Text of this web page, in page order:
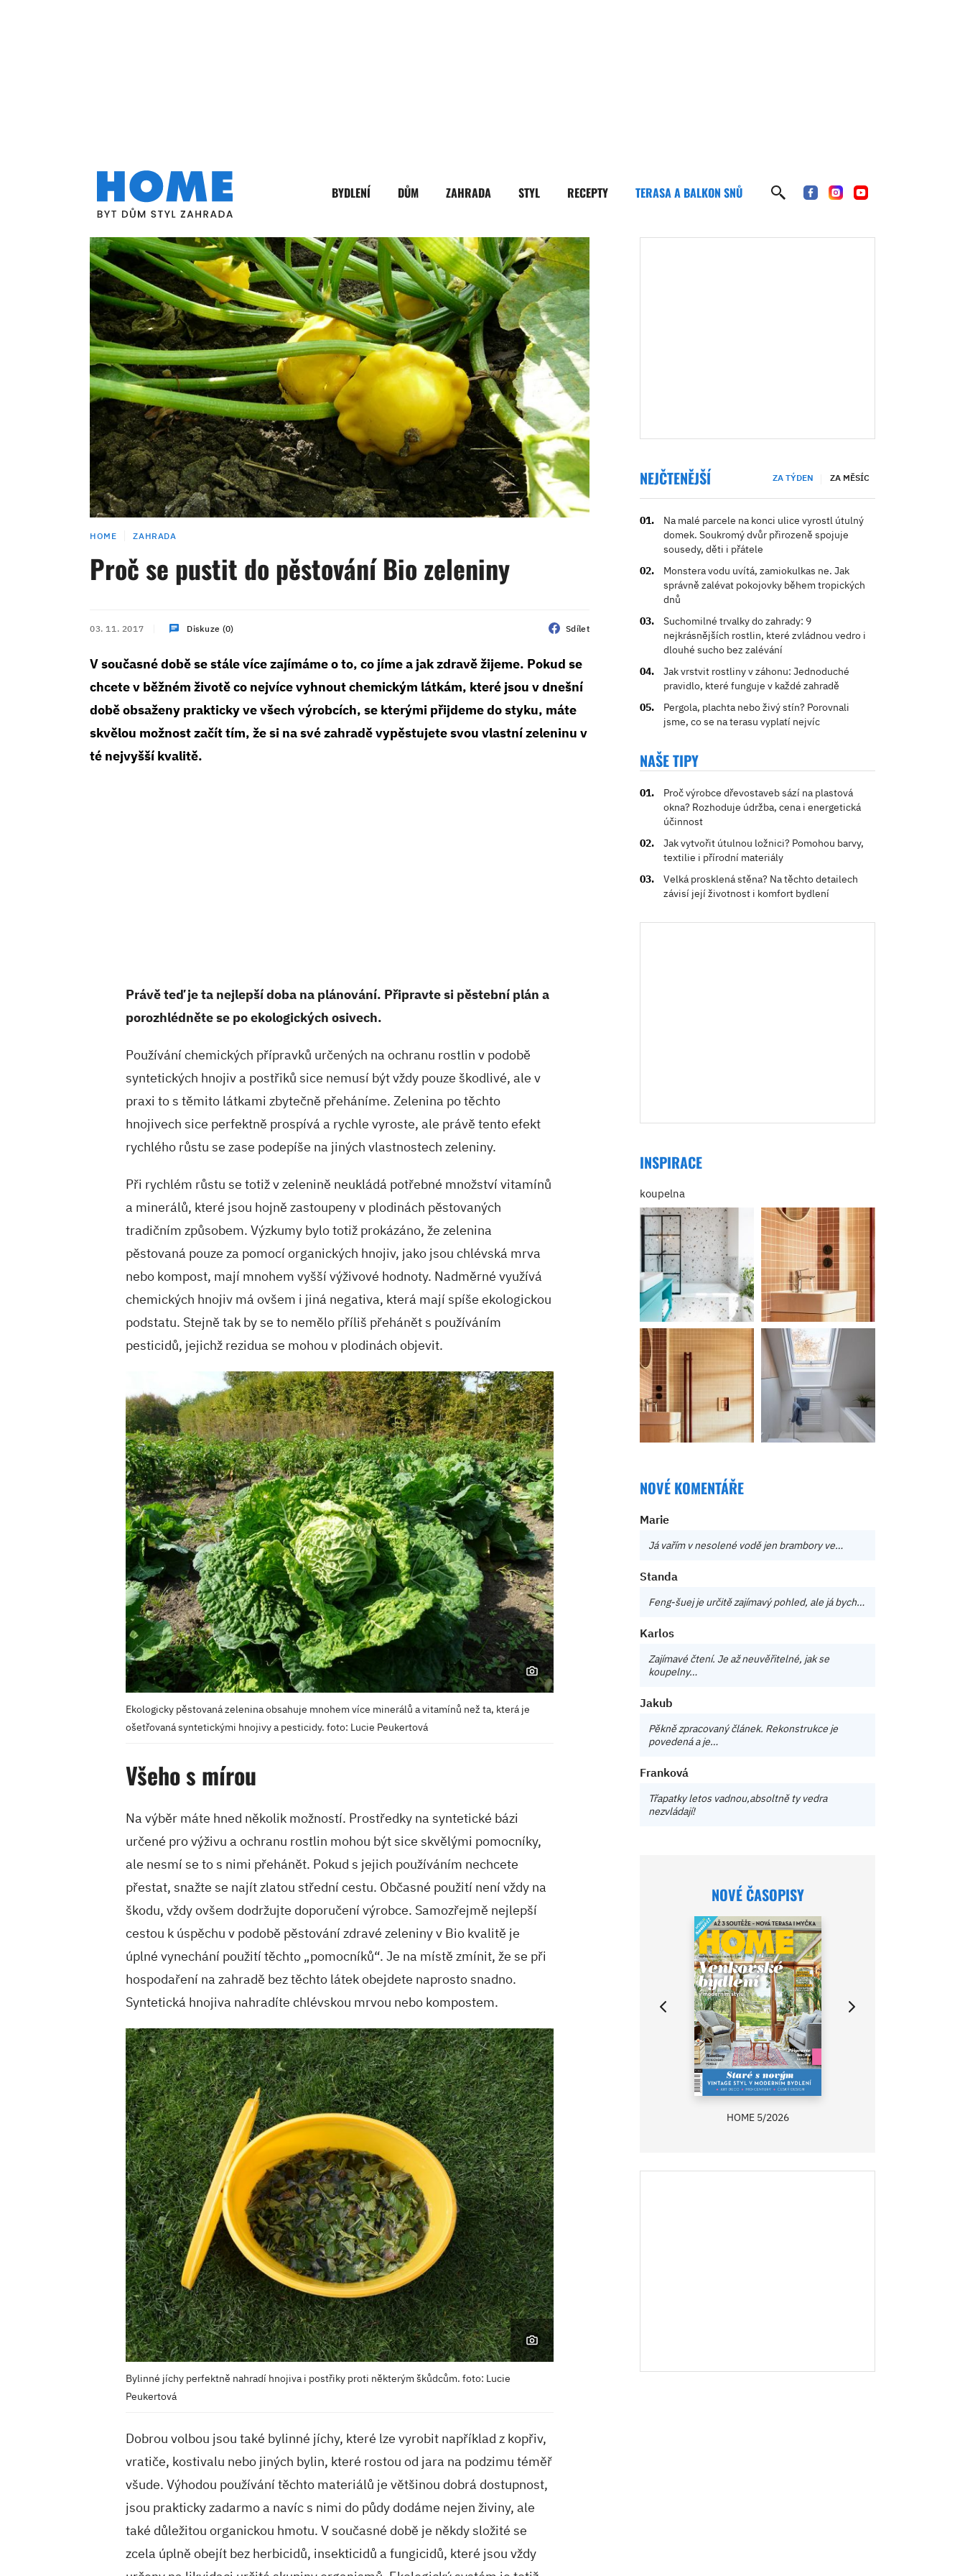
BYDLENÍ DŮM ZAHRADA STYL RECEPTY TERASA A BALKON SNŮ
HOME ZAHRADA
Proč se pustit do pěstování Bio zeleniny
03. 11. 2017 Diskuze (0) Sdílet
V současné době se stále více zajímáme o to, co jíme a jak zdravě žijeme. Pokud se
chcete v běžném životě co nejvíce vyhnout chemickým látkám, které jsou v dnešní
době obsaženy prakticky ve všech výrobcích, se kterými přijdeme do styku, máte
skvělou možnost začít tím, že si na své zahradě vypěstujete svou vlastní zeleninu v
té nejvyšší kvalitě.
Právě teď je ta nejlepší doba na plánování. Připravte si pěstební plán a
porozhlédněte se po ekologických osivech.
Používání chemických přípravků určených na ochranu rostlin v podobě
syntetických hnojiv a postřiků sice nemusí být vždy pouze škodlivé, ale v
praxi to s těmito látkami zbytečně přeháníme. Zelenina po těchto
hnojivech sice perfektně prospívá a rychle vyroste, ale právě tento efekt
rychlého růstu se zase podepíše na jiných vlastnostech zeleniny.
Při rychlém růstu se totiž v zelenině neukládá potřebné množství vitamínů
a minerálů, které jsou hojně zastoupeny v plodinách pěstovaných
tradičním způsobem. Výzkumy bylo totiž prokázáno, že zelenina
pěstovaná pouze za pomocí organických hnojiv, jako jsou chlévská mrva
nebo kompost, mají mnohem vyšší výživové hodnoty. Nadměrné využívá
chemických hnojiv má ovšem i jiná negativa, která mají spíše ekologickou
podstatu. Stejně tak by se to nemělo příliš přehánět s používáním
pesticidů, jejichž rezidua se mohou v plodinách objevit.
Ekologicky pěstovaná zelenina obsahuje mnohem více minerálů a vitamínů než ta, která je
ošetřovaná syntetickými hnojivy a pesticidy. foto: Lucie Peukertová
Všeho s mírou
Na výběr máte hned několik možností. Prostředky na syntetické bázi
určené pro výživu a ochranu rostlin mohou být sice skvělými pomocníky,
ale nesmí se to s nimi přehánět. Pokud s jejich používáním nechcete
přestat, snažte se najít zlatou střední cestu. Občasné použití není vždy na
škodu, vždy ovšem dodržujte doporučení výrobce. Samozřejmě nejlepší
cestou k úspěchu v podobě pěstování zdravé zeleniny v Bio kvalitě je
úplné vynechání použití těchto „pomocníků“. Je na místě zmínit, že se při
hospodaření na zahradě bez těchto látek obejdete naprosto snadno.
Syntetická hnojiva nahradíte chlévskou mrvou nebo kompostem.
Bylinné jíchy perfektně nahradí hnojiva i postřiky proti některým škůdcům. foto: Lucie
Peukertová
Dobrou volbou jsou také bylinné jíchy, které lze vyrobit například z kopřiv,
vratiče, kostivalu nebo jiných bylin, které rostou od jara na podzimu téměř
všude. Výhodou používání těchto materiálů je většinou dobrá dostupnost,
jsou prakticky zadarmo a navíc s nimi do půdy dodáme nejen živiny, ale
také důležitou organickou hmotu. V současné době je někdy složité se
zcela úplně obejít bez herbicidů, insekticidů a fungicidů, které jsou vždy
NEJČTENĚJŠÍ ZA TÝDEN ZA MĚSÍC
Na malé parcele na konci ulice vyrostl útulný
domek. Soukromý dvůr přirozeně spojuje
sousedy, děti i přátele
Monstera vodu uvítá, zamiokulkas ne. Jak
správně zalévat pokojovky během tropických
dnů
Suchomilné trvalky do zahrady: 9
nejkrásnějších rostlin, které zvládnou vedro i
dlouhé sucho bez zalévání
Jak vrstvit rostliny v záhonu: Jednoduché
pravidlo, které funguje v každé zahradě
Pergola, plachta nebo živý stín? Porovnali
jsme, co se na terasu vyplatí nejvíc
NAŠE TIPY
Proč výrobce dřevostaveb sází na plastová
okna? Rozhoduje údržba, cena i energetická
účinnost
Jak vytvořit útulnou ložnici? Pomohou barvy,
textilie i přírodní materiály
Velká prosklená stěna? Na těchto detailech
závisí její životnost i komfort bydlení
INSPIRACE
koupelna
NOVÉ KOMENTÁŘE
Marie
Já vařím v nesolené vodě jen brambory ve…
Standa
Feng-šuej je určitě zajímavý pohled, ale já bych…
Karlos
Zajímavé čtení. Je až neuvěřitelné, jak se
koupelny…
Jakub
Pěkně zpracovaný článek. Rekonstrukce je
povedená a je…
Franková
Třapatky letos vadnou,absoltně ty vedra
nezvládají!
NOVÉ ČASOPISY
HOME 5/2026
V ZAHRADĚ 2/2026